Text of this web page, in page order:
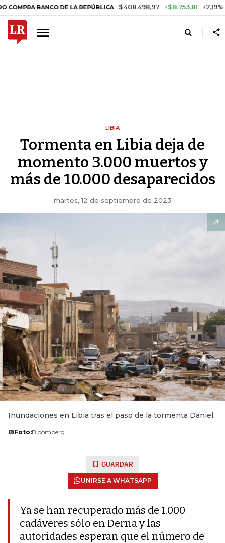
DE LA REPÚBLICA $ 408.498,97 +$ 8.753,81 +2,19% TASA
LIBIA
Tormenta en Libia deja de
momento 3.000 muertos y
más de 10.000 desaparecidos
martes, 12 de septiembre de 2023
Inundaciones en Libia tras el paso de la tormenta Daniel.
Foto:Bloomberg
GUARDAR
UNIRSE A WHATSAPP
Ya se han recuperado más de 1.000
cadáveres sólo en Derna y las
autoridades esperan que el número de